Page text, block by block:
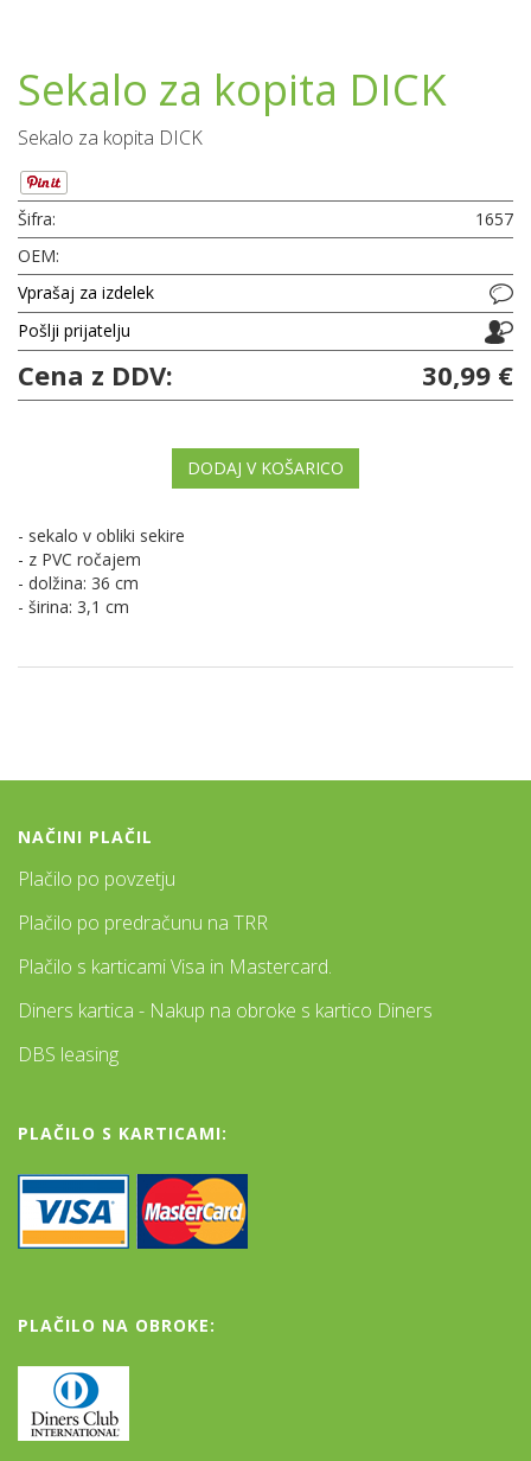
Sekalo za kopita DICK
Sekalo za kopita DICK
Šifra:
1657
OEM:
Vprašaj za izdelek
Pošlji prijatelju
Cena z DDV: 30,99 €
DODAJ V KOŠARICO
- sekalo v obliki sekire
- z PVC ročajem
- dolžina: 36 cm
- širina: 3,1 cm
NAČINI PLAČIL
Plačilo po povzetju
Plačilo po predračunu na TRR
Plačilo s karticami Visa in Mastercard.
Diners kartica - Nakup na obroke s kartico Diners
DBS leasing
PLAČILO S KARTICAMI:
PLAČILO NA OBROKE: